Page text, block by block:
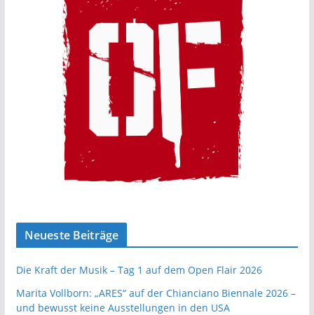
Neueste Beiträge
Die Kraft der Musik – Tag 1 auf dem Open Flair 2026
Marita Vollborn: „ARES“ auf der Chianciano Biennale 2026 –
und bewusst keine Ausstellungen in den USA